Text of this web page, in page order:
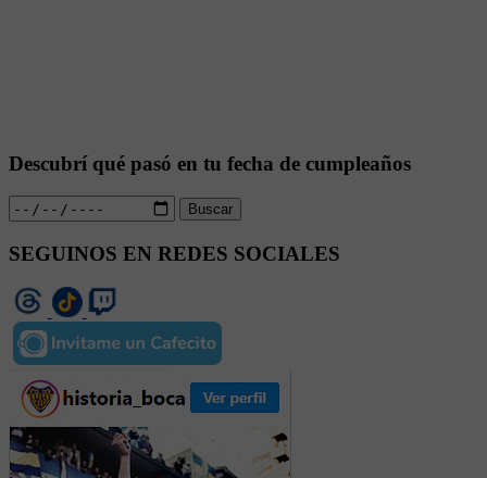
Descubrí qué pasó en tu fecha de cumpleaños
Buscar
SEGUINOS EN REDES SOCIALES